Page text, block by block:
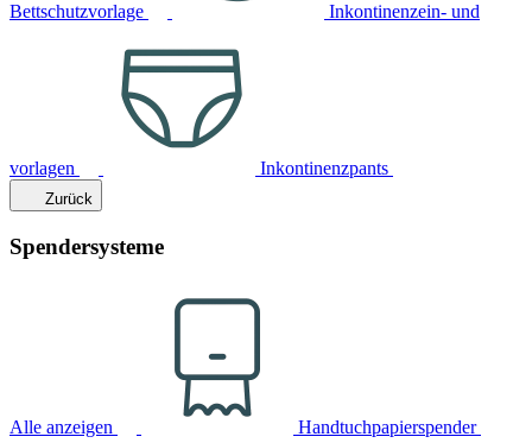
Bettschutzvorlage Inkontinenzein- und
vorlagen Inkontinenzpants
Zurück
Spendersysteme
Alle anzeigen Handtuchpapierspender